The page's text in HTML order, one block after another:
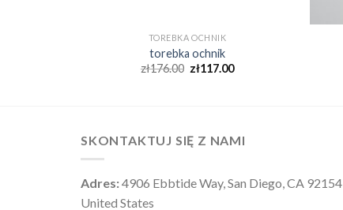
TOREBKA OCHNIK
torebka ochnik
zł176.00 zł117.00
SKONTAKTUJ SIĘ Z NAMI
Adres:4906 Ebbtide Way, San Diego, CA 92154
United States